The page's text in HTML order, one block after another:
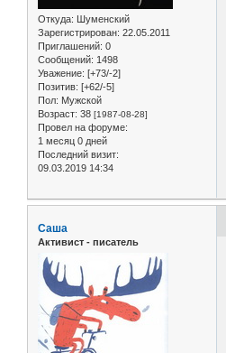
Откуда: Шуменский
Зарегистрирован: 22.05.2011
Приглашений: 0
Сообщений: 1498
Уважение: [+73/-2]
Позитив: [+62/-5]
Пол: Мужской
Возраст: 38 [1987-08-28]
Провел на форуме:
1 месяц 0 дней
Последний визит:
09.03.2019 14:34
Саша
Активист - писатель